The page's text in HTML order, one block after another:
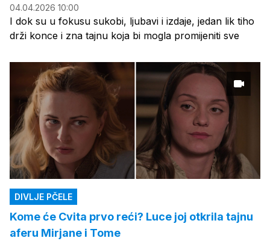
04.04.2026 10:00
I dok su u fokusu sukobi, ljubavi i izdaje, jedan lik tiho
drži konce i zna tajnu koja bi mogla promijeniti sve
DIVLJE PČELE
Kome će Cvita prvo reći? Luce joj otkrila tajnu
aferu Mirjane i Tome